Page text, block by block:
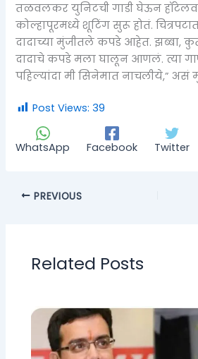
तळवलकर युनिटची गाडी घेऊन
कोल्हापूरमध्ये शूटिंग सुरू होतं.
दादाच्या मुंजीतले कपडे आहेत. झब्बा,
दादाचे कपडे मला घालून आणलं. त्या
पहिल्यांदा मी सिनेमात नाचलीये,” असं
Post Views: 39
WhatsApp Facebook Twitter
PREVIOUS
Related Posts